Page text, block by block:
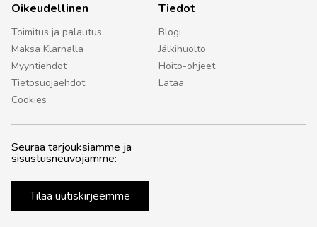
Oikeudellinen
Toimitus ja palautus
Maksa Klarnalla
Myyntiehdot
Tietosuojaehdot
Cookies
Tiedot
Blogi
Jälkihuolto
Hoito-ohjeet
Lataa
Seuraa tarjouksiamme ja
sisustusneuvojamme:
Tilaa uutiskirjeemme